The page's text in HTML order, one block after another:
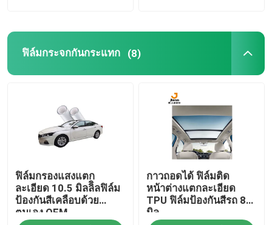
ฟิล์มกระจกกันกระแทก (8)
ฟิล์มกรองแสงแตก
ละเอียด 10.5 มิลลิิลฟิล์ม
ป้องกันสีเคลือบด้วย
ตนเอง OEM
กาวถอดได้ ฟิล์มติด
หน้าต่างแตกละเอียด
TPU ฟิล์มป้องกันสีรถ 8
มิล